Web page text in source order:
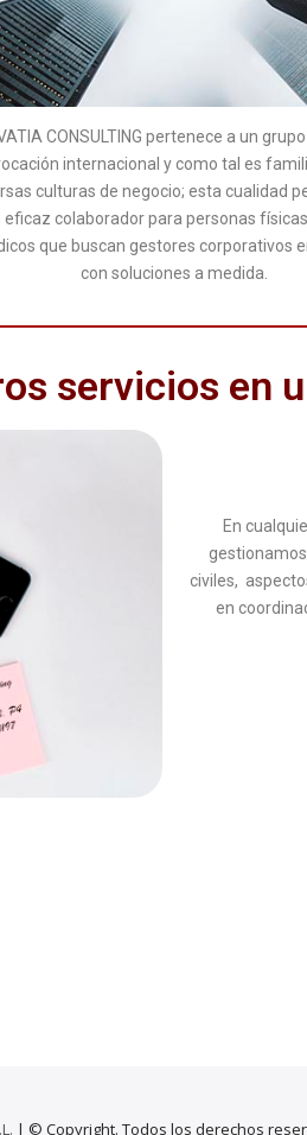
CONSULTING pertenece a un
internacional y como tal es
culturas de negocio; esta cualidad
eficaz colaborador para personas
que buscan gestores corporativos
con soluciones a medida.
servicios en
En
civiles,
en
| © Copyright. Todos los derechos